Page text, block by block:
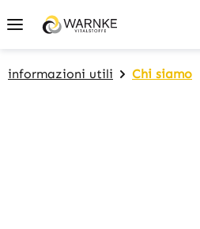
content
informazioni utili Chi siamo